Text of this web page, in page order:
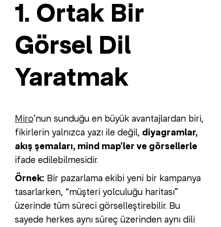
1. Ortak Bir
Görsel Dil
Yaratmak
Miro’nun sunduğu en büyük avantajlardan biri,
fikirlerin yalnızca yazı ile değil, diyagramlar,
akış şemaları, mind map’ler ve görsellerle
ifade edilebilmesidir.
Örnek: Bir pazarlama ekibi yeni bir kampanya
tasarlarken, “müşteri yolculuğu haritası”
üzerinde tüm süreci görselleştirebilir. Bu
sayede herkes aynı süreç üzerinden aynı dili